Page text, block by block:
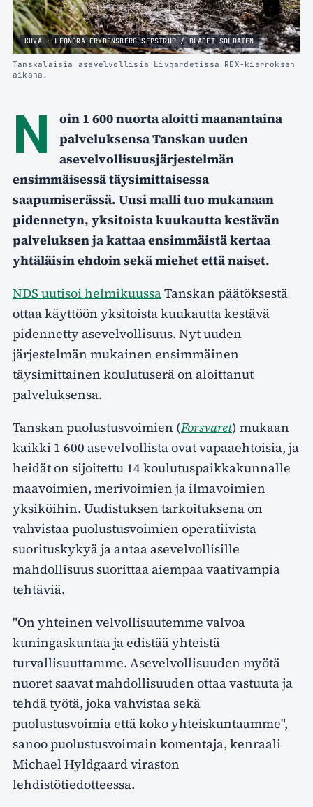
KUVA · LEONORA FRYDENSBERG SEPSTRUP / BLADET SOLDATEN
Tanskalaisia asevelvollisia Livgardetissa REX-kierroksen
aikana.
N
oin 1 600 nuorta aloitti maanantaina
palveluksensa Tanskan uuden
asevelvollisuusjärjestelmän
ensimmäisessä täysimittaisessa
saapumiserässä. Uusi malli tuo mukanaan
pidennetyn, yksitoista kuukautta kestävän
palveluksen ja kattaa ensimmäistä kertaa
yhtäläisin ehdoin sekä miehet että naiset.
NDS uutisoi helmikuussaTanskan päätöksestä
ottaa käyttöön yksitoista kuukautta kestävä
pidennetty asevelvollisuus. Nyt uuden
järjestelmän mukainen ensimmäinen
täysimittainen koulutuserä on aloittanut
palveluksensa.
Tanskan puolustusvoimien (Forsvaret) mukaan
kaikki 1 600 asevelvollista ovat vapaaehtoisia, ja
heidät on sijoitettu 14 koulutuspaikkakunnalle
maavoimien, merivoimien ja ilmavoimien
yksiköihin. Uudistuksen tarkoituksena on
vahvistaa puolustusvoimien operatiivista
suorituskykyä ja antaa asevelvollisille
mahdollisuus suorittaa aiempaa vaativampia
tehtäviä.
"On yhteinen velvollisuutemme valvoa
kuningaskuntaa ja edistää yhteistä
turvallisuuttamme. Asevelvollisuuden myötä
nuoret saavat mahdollisuuden ottaa vastuuta ja
tehdä työtä, joka vahvistaa sekä
puolustusvoimia että koko yhteiskuntaamme",
sanoo puolustusvoimain komentaja, kenraali
Michael Hyldgaard viraston
lehdistötiedotteessa.